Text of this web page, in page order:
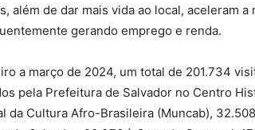
além de dar mais vida ao local, aceleram a
gerando emprego e renda.
a março de 2024, um total de 201.734
pela Prefeitura de Salvador no Centro
da Cultura Afro-Brasileira (Muncab),